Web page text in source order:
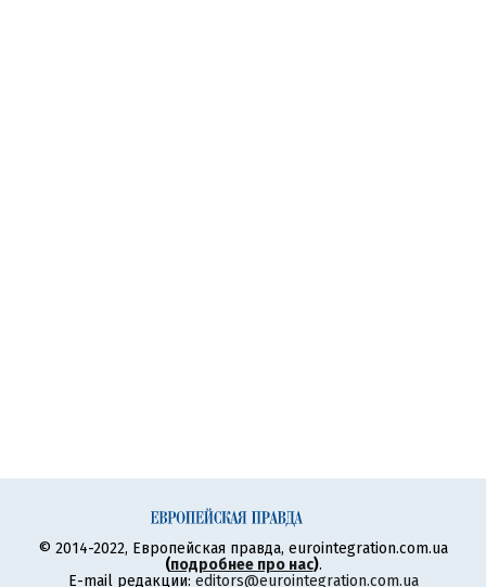
© 2014-2022, Европейская правда, eurointegration.com.ua
(подробнее про нас).
E-mail редакции: editors@eurointegration.com.ua